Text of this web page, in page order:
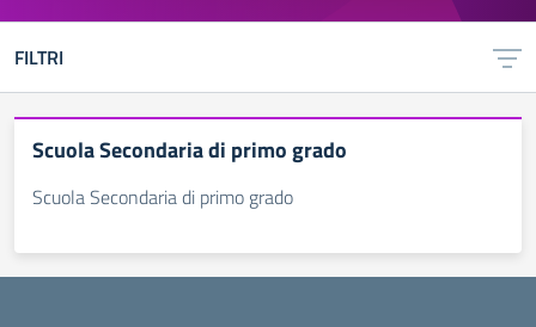
FILTRI
Scuola Secondaria di primo grado
Scuola Secondaria di primo grado